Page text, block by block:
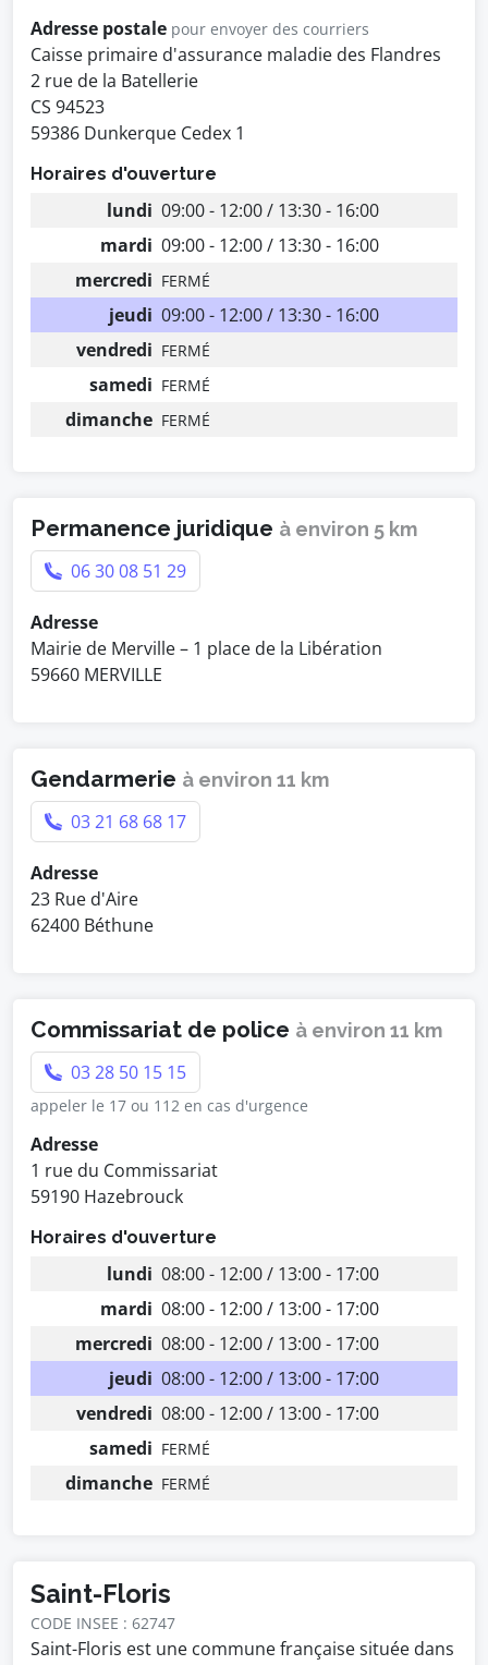
Adresse postale pour envoyer des courriers
Caisse primaire d'assurance maladie des Flandres
2 rue de la Batellerie
CS 94523
59386 Dunkerque Cedex 1
Horaires d'ouverture
lundi 09:00 - 12:00 / 13:30 - 16:00
mardi 09:00 - 12:00 / 13:30 - 16:00
mercredi FERMÉ
jeudi 09:00 - 12:00 / 13:30 - 16:00
vendredi FERMÉ
samedi FERMÉ
dimanche FERMÉ
Permanence juridique à environ 5 km
06 30 08 51 29
Adresse
Mairie de Merville – 1 place de la Libération
59660 MERVILLE
Gendarmerie à environ 11 km
03 21 68 68 17
Adresse
23 Rue d'Aire
62400 Béthune
Commissariat de police à environ 11 km
03 28 50 15 15
appeler le 17 ou 112 en cas d'urgence
Adresse
1 rue du Commissariat
59190 Hazebrouck
Horaires d'ouverture
lundi 08:00 - 12:00 / 13:00 - 17:00
mardi 08:00 - 12:00 / 13:00 - 17:00
mercredi 08:00 - 12:00 / 13:00 - 17:00
jeudi 08:00 - 12:00 / 13:00 - 17:00
vendredi 08:00 - 12:00 / 13:00 - 17:00
samedi FERMÉ
dimanche FERMÉ
Saint-Floris
CODE INSEE : 62747
Saint-Floris est une commune française située dans